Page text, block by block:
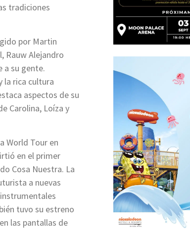
tradiciones
por Martin
Rauw Alejandro
a su gente.
la rica cultura
aspectos de su
Carolina, Loíza y
World Tour en
en el primer
Cosa Nuestra. La
a nuevas
tuvo su estreno
las pantallas de